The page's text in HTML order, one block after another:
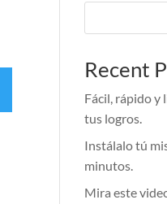
Recent
Fácil, rápido y
tus logros.
Instálalo tú
minutos.
Mira este